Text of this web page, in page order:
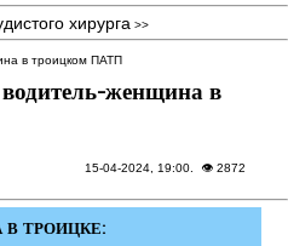
хирурга >>
женщина в
15-04-2024, 19:00 . 👁 2872
В ТРОИЦКЕ: